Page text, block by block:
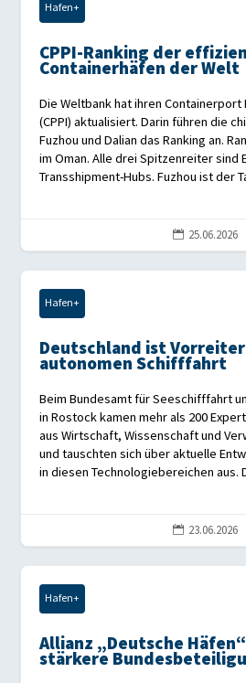
Hafen+
CPPI-Ranking der
Containerhäfen der Welt
Die Weltbank hat ihren
(CPPI) aktualisiert. Darin führen die
Fuzhou und Dalian das Ranking an.
im Oman. Alle drei Spitzenreiter sind
Transshipment-Hubs. Fuzhou ist der
 25.06.2026
Hafen+
Deutschland ist
autonomen Schifffahrt
Beim Bundesamt für Seeschifffahrt
in Rostock kamen mehr als 200
aus Wirtschaft, Wissenschaft und
und tauschten sich über aktuelle
in diesen Technologiebereichen aus.
 23.06.2026
Hafen+
Allianz „Deutsche
stärkere